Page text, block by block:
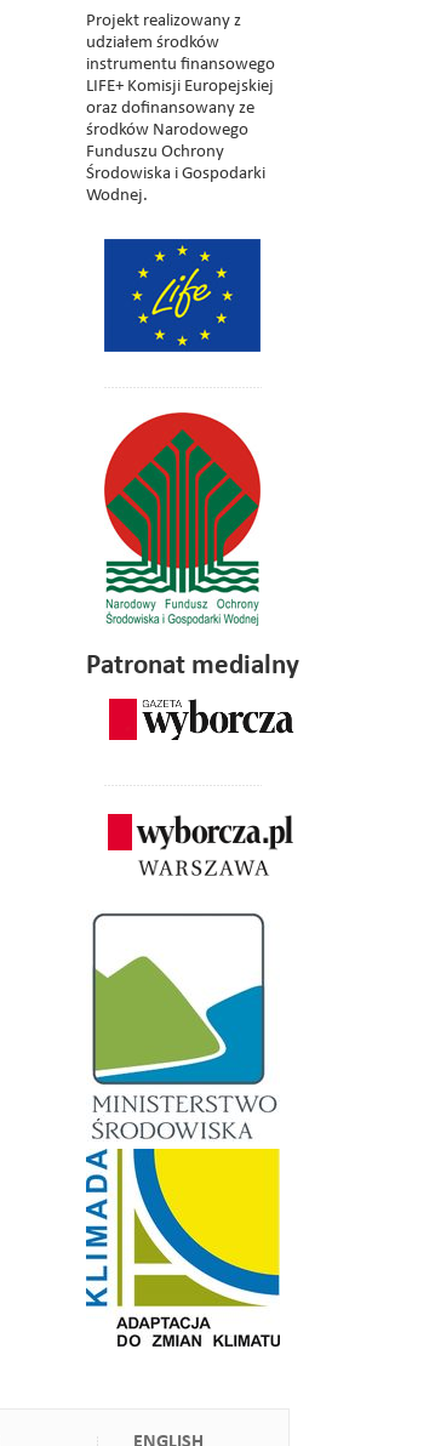
Projekt realizowany z
udziałem środków
instrumentu finansowego
LIFE+ Komisji Europejskiej
oraz dofinansowany ze
środków Narodowego
Funduszu Ochrony
Środowiska i Gospodarki
Wodnej.
Patronat medialny